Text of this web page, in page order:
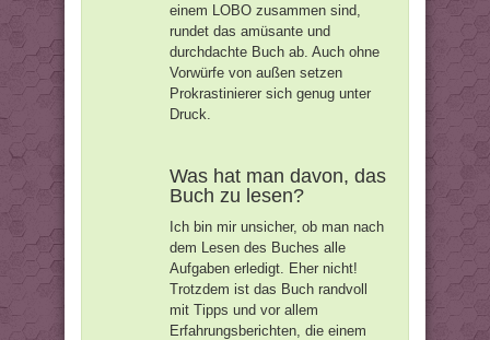
einem LOBO zusammen sind,
rundet das amüsante und
durchdachte Buch ab. Auch ohne
Vorwürfe von außen setzen
Prokrastinierer sich genug unter
Druck.
Was hat man davon, das
Buch zu lesen?
Ich bin mir unsicher, ob man nach
dem Lesen des Buches alle
Aufgaben erledigt. Eher nicht!
Trotzdem ist das Buch randvoll
mit Tipps und vor allem
Erfahrungsberichten, die einem